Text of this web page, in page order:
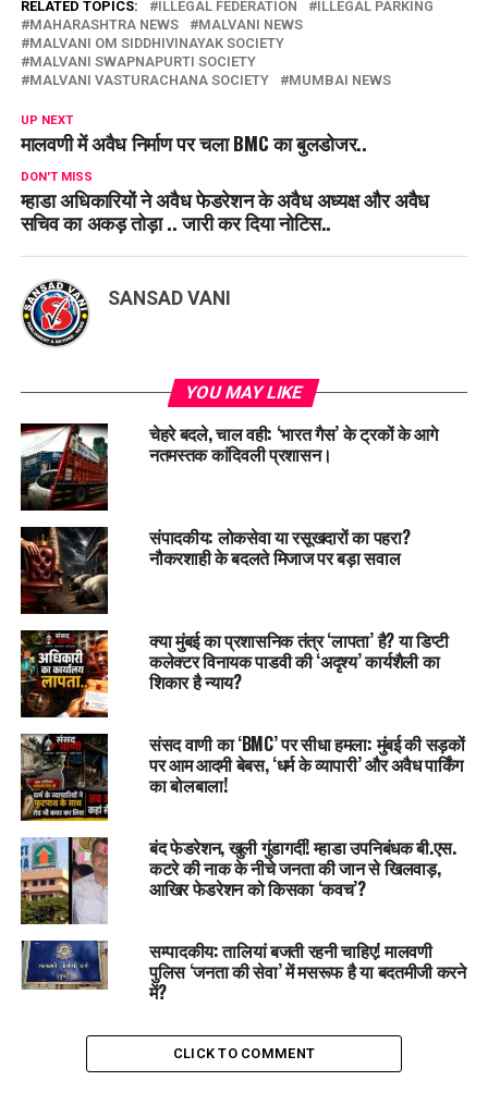
RELATED TOPICS: ILLEGAL FEDERATION
ILLEGAL PARKING
MAHARASHTRA NEWS
MALVANI NEWS
MALVANI OM SIDDHIVINAYAK SOCIETY
MALVANI SWAPNAPURTI SOCIETY
MALVANI VASTURACHANA SOCIETY
MUMBAI NEWS
UP NEXT
मालवणी में अवैध निर्माण पर चला BMC का बुलडोजर..
DON'T MISS
म्हाडा अधिकारियों ने अवैध फेडरेशन के अवैध अध्यक्ष और अवैध
सचिव का अकड़ तोड़ा .. जारी कर दिया नोटिस..
SANSAD VANI
YOU MAY LIKE
चेहरे बदले, चाल वही: ‘भारत गैस’ के ट्रकों के आगे
नतमस्तक कांदिवली प्रशासन।
संपादकीय: लोकसेवा या रसूखदारों का पहरा?
नौकरशाही के बदलते मिजाज पर बड़ा सवाल
क्या मुंबई का प्रशासनिक तंत्र ‘लापता’ है? या डिप्टी
कलेक्टर विनायक पाडवी की ‘अदृश्य’ कार्यशैली का
शिकार है न्याय?
संसद वाणी का ‘BMC’ पर सीधा हमला: मुंबई की सड़कों
पर आम आदमी बेबस, ‘धर्म के व्यापारी’ और अवैध पार्किंग
का बोलबाला!
बंद फेडरेशन, खुली गुंडागर्दी! म्हाडा उपनिबंधक बी.एस.
कटरे की नाक के नीचे जनता की जान से खिलवाड़,
आखिर फेडरेशन को किसका ‘कवच’?
सम्पादकीय: तालियां बजती रहनी चाहिए! मालवणी
पुलिस ‘जनता की सेवा’ में मसरूफ है या बदतमीजी करने
में?
CLICK TO COMMENT